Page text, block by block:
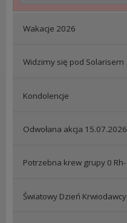
Wakacje 2026
Widzimy się pod Solarisem
Kondolencje
Odwołana akcja
Potrzebna krew grupy 0 Rh-
Światowy Dzień